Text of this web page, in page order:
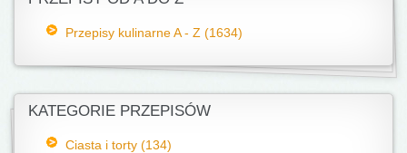
Przepisy kulinarne A - Z (1634)
KATEGORIE PRZEPISÓW
Ciasta i torty (134)